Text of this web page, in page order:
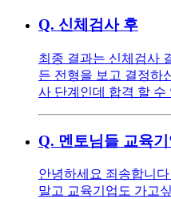
Q. 신체검사 후
최종 결과는 신체검사
든 전형을 보고 결정하
사 단계인데 합격 할 수
Q. 멘토님들 교육
안녕하세요 죄송합니
말고 교육기업도 가고